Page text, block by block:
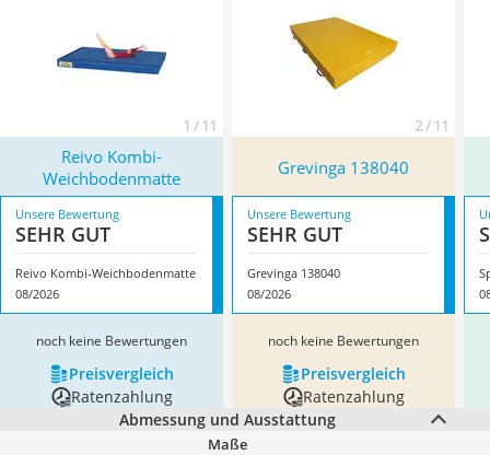
1 / 11 2 / 11
Reivo Kombi-
Weichbodenmatte
Grevinga 138040
Unsere Bewertung
SEHR GUT
Reivo Kombi-Weichbodenmatte
08/2026
Unsere Bewertung
SEHR GUT
Grevinga 138040
08/2026
noch keine Bewertungen noch keine Bewertungen
Preis­vergleich
Preis­vergleich
Ratenzahlung
Ratenzahlung
Abmessung und Ausstattung
Maße